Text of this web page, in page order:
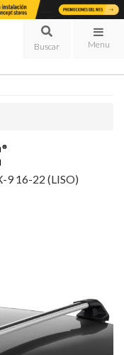
Menu
9 16-22 (LISO)